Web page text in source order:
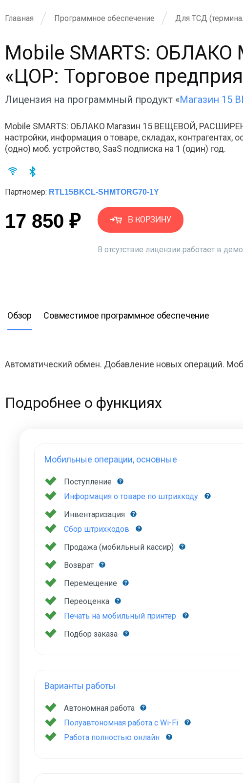
Главная Программное обеспечение Для ТСД
Mobile SMARTS:
«ЦОР: Торговое
Лицензия на программный продукт «Магазин 15
Mobile SMARTS: ОБЛАКО Магазин 15 ВЕЩЕВОЙ,
настройки, информация о товаре, складах, контрагентах,
(одно) моб. устройство, SaaS подписка на 1 (один) год.
Партномер: RTL15BKCL-SHMTORG70-1Y
17 850 ₽ В КОРЗИНУ
В отсутствие лицензии работает в
Обзор Совместимое программное обеспечение
Автоматический обмен. Добавление новых операций.
Подробнее о функциях
Мобильные операции, основные
Поступление
Информация о товаре по штрихкоду
Инвентаризация
Сбор штрихкодов
Продажа (мобильный кассир)
Возврат
Перемещение
Переоценка
Печать на мобильный принтер
Подбор заказа
Варианты работы
Автономная работа
Полуавтономная работа с Wi-Fi
Работа полностью онлайн